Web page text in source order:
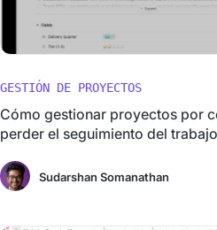
GESTIÓN DE PROYECTOS
Cómo gestionar proyectos por
perder el seguimiento del trabajo
Sudarshan Somanathan